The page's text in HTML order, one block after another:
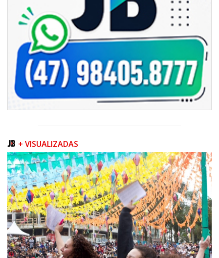
05/08/2026 | 07:00
Queda na geração europeia ocorre enquanto inteligência artificial, data
centers e carros elétricos elevam a demanda e colocam o
armazenamento no centro do debate energético
NAVEGANTES
+ VISUALIZADAS